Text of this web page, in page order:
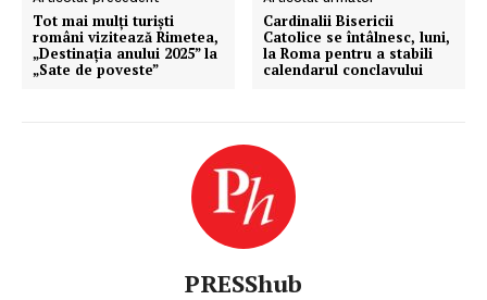
Tot mai mulţi turişti
români vizitează Rimetea,
„Destinaţia anului 2025” la
„Sate de poveste”
Cardinalii Bisericii
Catolice se întâlnesc, luni,
la Roma pentru a stabili
calendarul conclavului
PRESShub